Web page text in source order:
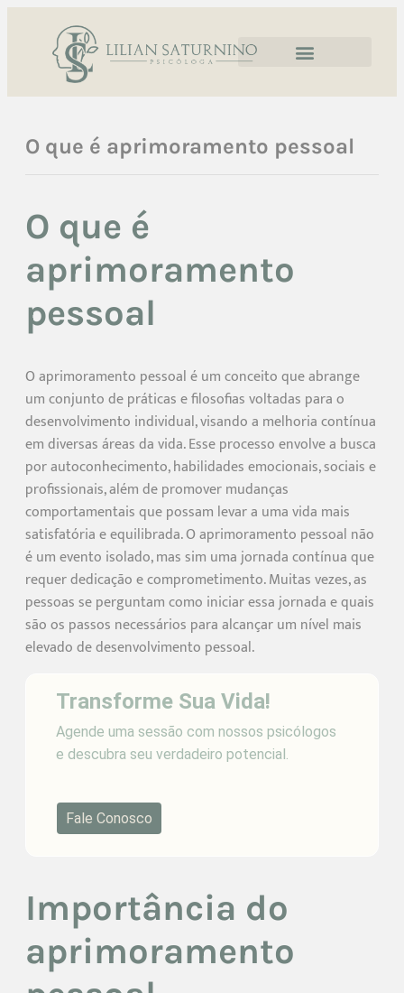
O que é aprimoramento pessoal
O que é
aprimoramento
pessoal
O aprimoramento pessoal é um conceito que abrange
um conjunto de práticas e filosofias voltadas para o
desenvolvimento individual, visando a melhoria contínua
em diversas áreas da vida. Esse processo envolve a busca
por autoconhecimento, habilidades emocionais, sociais e
profissionais, além de promover mudanças
comportamentais que possam levar a uma vida mais
satisfatória e equilibrada. O aprimoramento pessoal não
é um evento isolado, mas sim uma jornada contínua que
requer dedicação e comprometimento. Muitas vezes, as
pessoas se perguntam como iniciar essa jornada e quais
são os passos necessários para alcançar um nível mais
elevado de desenvolvimento pessoal.
Transforme Sua Vida!
Agende uma sessão com nossos psicólogos
e descubra seu verdadeiro potencial.
Fale Conosco
Importância do
aprimoramento